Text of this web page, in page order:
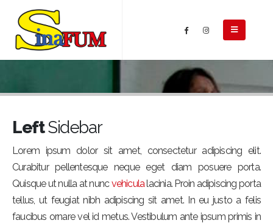
LeftSidebar
Lorem ipsum dolor sit amet, consectetur adipiscing elit.
Curabitur pellentesque neque eget diam posuere porta.
Quisque ut nulla at nuncvehiculalacinia. Proin adipiscing porta
tellus, ut feugiat nibh adipiscing sit amet. In eu justo a felis
faucibus ornare vel id metus. Vestibulum ante ipsum primis in